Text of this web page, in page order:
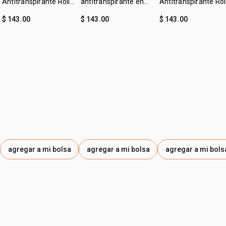
Uniforme
$ 143.00
agregar a mi bolsa
algodón Tododia
$ 143.00
agregar a mi bolsa
Limón y Menta
$ 143.00
agregar a mi